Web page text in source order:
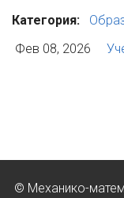
Категория:
Фев 08, 2026
© Механико-